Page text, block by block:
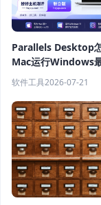
Parallels Desktop
Mac运行Windows
软件推荐
软件工具2026-07-21